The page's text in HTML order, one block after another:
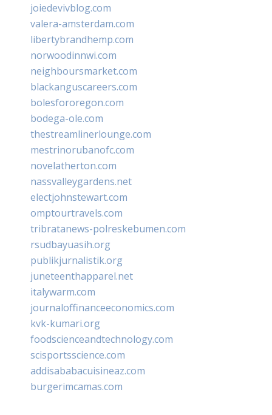
joiedevivblog.com
valera-amsterdam.com
libertybrandhemp.com
norwoodinnwi.com
neighboursmarket.com
blackanguscareers.com
bolesfororegon.com
bodega-ole.com
thestreamlinerlounge.com
mestrinorubanofc.com
novelatherton.com
nassvalleygardens.net
electjohnstewart.com
omptourtravels.com
tribratanews-polreskebumen.com
rsudbayuasih.org
publikjurnalistik.org
juneteenthapparel.net
italywarm.com
journaloffinanceeconomics.com
kvk-kumari.org
foodscienceandtechnology.com
scisportsscience.com
addisababacuisineaz.com
burgerimcamas.com